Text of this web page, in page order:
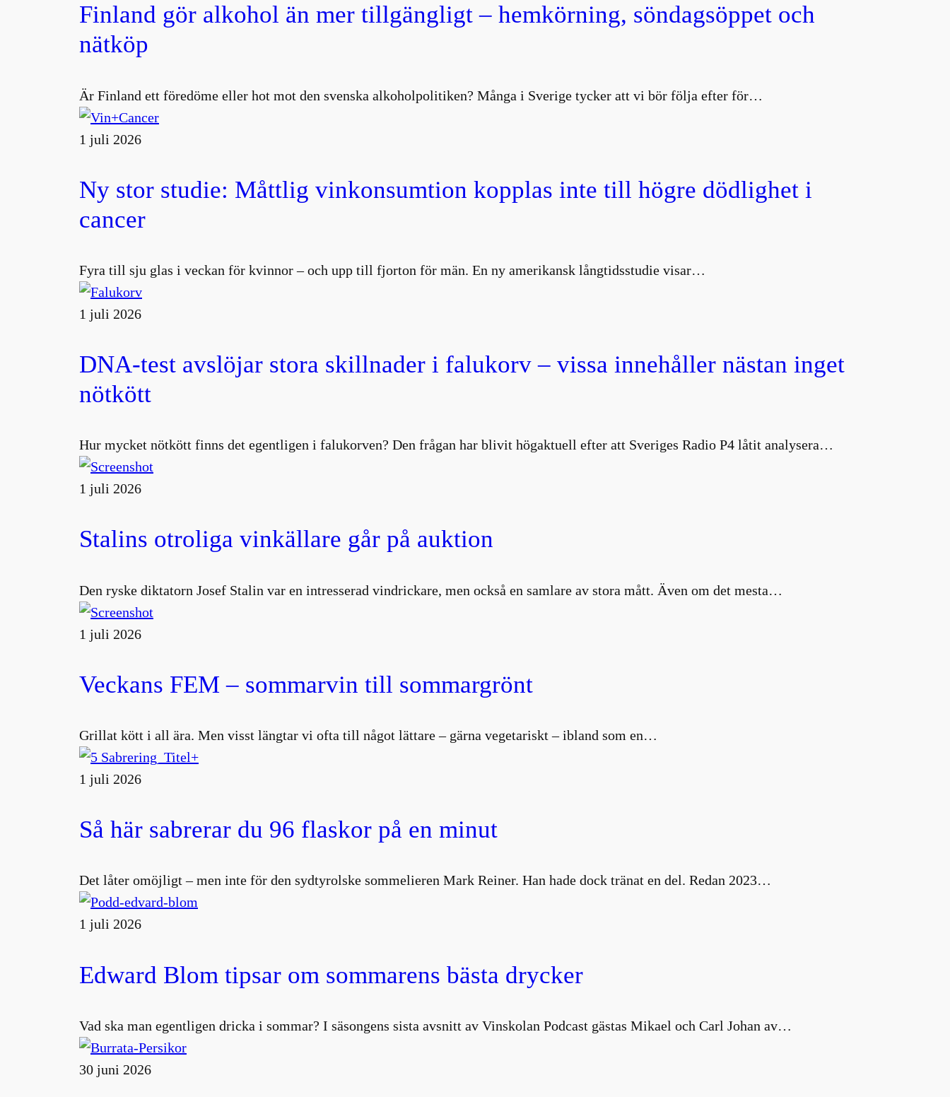
Finland gör alkohol än mer tillgängligt – hemkörning, söndagsöppet och
nätköp
Är Finland ett föredöme eller hot mot den svenska alkoholpolitiken? Många i Sverige tycker att vi bör följa efter för…
1 juli 2026
Ny stor studie: Måttlig vinkonsumtion kopplas inte till högre dödlighet i
cancer
Fyra till sju glas i veckan för kvinnor – och upp till fjorton för män. En ny amerikansk långtidsstudie visar…
1 juli 2026
DNA-test avslöjar stora skillnader i falukorv – vissa innehåller nästan inget
nötkött
Hur mycket nötkött finns det egentligen i falukorven? Den frågan har blivit högaktuell efter att Sveriges Radio P4 låtit analysera…
1 juli 2026
Stalins otroliga vinkällare går på auktion
Den ryske diktatorn Josef Stalin var en intresserad vindrickare, men också en samlare av stora mått. Även om det mesta…
1 juli 2026
Veckans FEM – sommarvin till sommargrönt
Grillat kött i all ära. Men visst längtar vi ofta till något lättare – gärna vegetariskt – ibland som en…
1 juli 2026
Så här sabrerar du 96 flaskor på en minut
Det låter omöjligt – men inte för den sydtyrolske sommelieren Mark Reiner. Han hade dock tränat en del. Redan 2023…
1 juli 2026
Edward Blom tipsar om sommarens bästa drycker
Vad ska man egentligen dricka i sommar? I säsongens sista avsnitt av Vinskolan Podcast gästas Mikael och Carl Johan av…
30 juni 2026